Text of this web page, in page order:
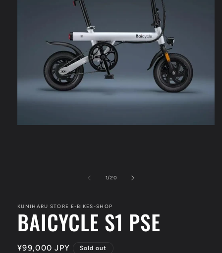
1/of
20
KUNIHARU STORE E-BIKES-SHOP
BAICYCLE S1 PSE
Regular
¥99,000 JPY Sold out